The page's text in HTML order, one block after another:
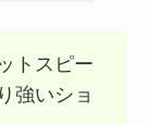
トスピー
強いショ